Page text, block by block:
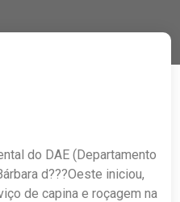
do DAE (Departamento
d???Oeste iniciou,
de capina e roçagem na